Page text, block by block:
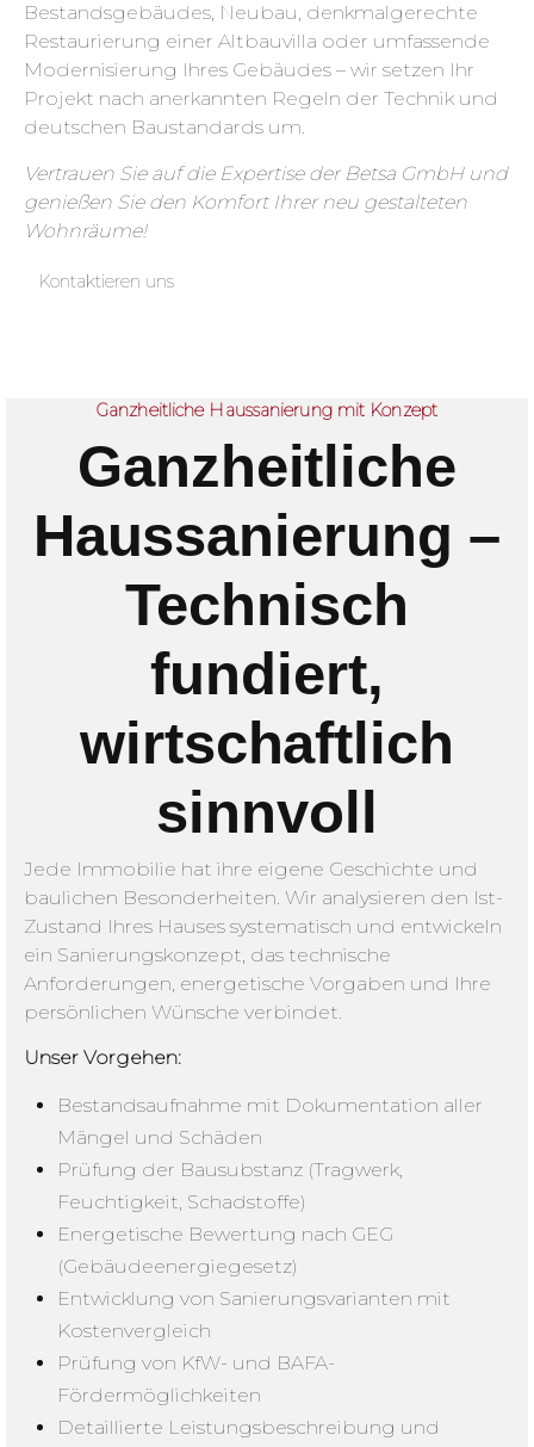
Bestandsgebäudes, Neubau, denkmalgerechte
Restaurierung einer Altbauvilla oder umfassende
Modernisierung Ihres Gebäudes – wir setzen Ihr
Projekt nach anerkannten Regeln der Technik und
deutschen Baustandards um.
Vertrauen Sie auf die Expertise der Betsa GmbH und
genießen Sie den Komfort Ihrer neu gestalteten
Wohnräume!
Kontaktieren uns
Ganzheitliche Haussanierung mit Konzept
Ganzheitliche
Haussanierung –
Technisch
fundiert,
wirtschaftlich
sinnvoll
Jede Immobilie hat ihre eigene Geschichte und
baulichen Besonderheiten. Wir analysieren den Ist-
Zustand Ihres Hauses systematisch und entwickeln
ein Sanierungskonzept, das technische
Anforderungen, energetische Vorgaben und Ihre
persönlichen Wünsche verbindet.
Unser Vorgehen:
Bestandsaufnahme mit Dokumentation aller
Mängel und Schäden
Prüfung der Bausubstanz (Tragwerk,
Feuchtigkeit, Schadstoffe)
Energetische Bewertung nach GEG
(Gebäudeenergiegesetz)
Entwicklung von Sanierungsvarianten mit
Kostenvergleich
Prüfung von KfW- und BAFA-
Fördermöglichkeiten
Detaillierte Leistungsbeschreibung und